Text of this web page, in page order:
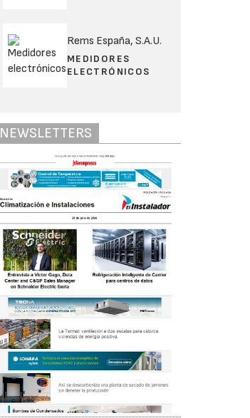
Rems España, S.A.U.
MEDIDORES
ELECTRÓNICOS
NEWSLETTERS